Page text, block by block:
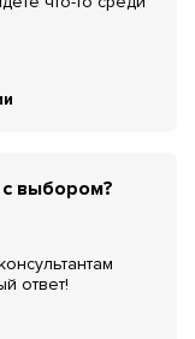
выбором?
ответ!